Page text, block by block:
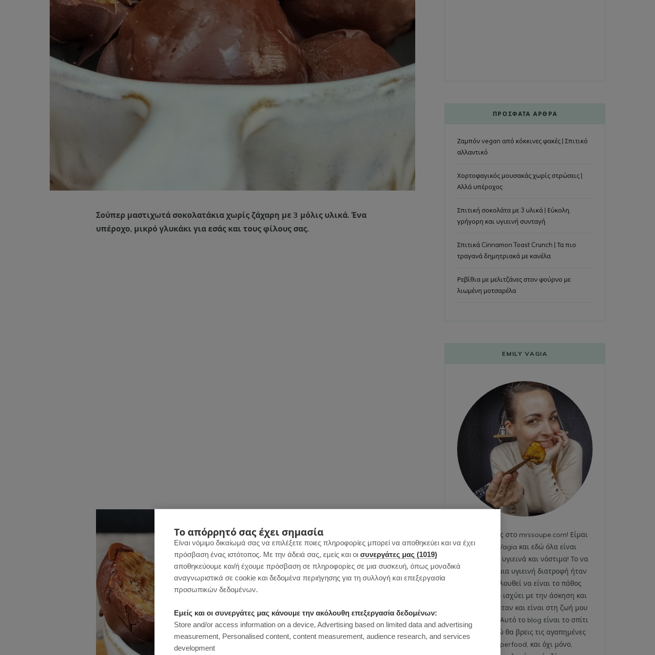
Σούπερ μαστιχωτά σοκολατάκια χωρίς ζάχαρη με 3 μόλις υλικά. Ένα
υπέροχο, μικρό γλυκάκι για εσάς και τους φίλους σας.
ΠΡΌΣΦΑΤΑ ΆΡΘΡΑ
Ζαμπόν vegan από κόκκινες φακές | Σπιτικό
αλλαντικό
Χορτοφαγικός μουσακάς χωρίς στρώσεις |
Αλλά υπέροχος
Σπιτική σοκολάτα με 3 υλικά | Εύκολη,
γρήγορη και υγιεινή συνταγή
Σπιτικά Cinnamon Toast Crunch | Τα πιο
τραγανά δημητριακά με κανέλα
Ρεβίθια με μελιτζάνες στον φούρνο με
λιωμένη μοτσαρέλα
EMILY VAGIA
Καλωσήρθες στο mrssoupe.com! Είμαι
η Emily Vagia και εδώ όλα είναι
χαρούμενα, υγιεινά και νόστιμα! Το να
ακολουθώ μια υγιεινή διατροφή ήταν
και εξακολουθεί να είναι το πάθος
μου. Το ίδιο ισχύει με την άσκηση και
το fitness. Ήταν και είναι στη ζωή μου
από πάντα. Αυτό το blog είναι το σπίτι
μου και εδώ θα βρεις τις αγαπημένες
μου superfood, και όχι μόνο,
Το απόρρητό σας έχει σημασία
Είναι νόμιμο δικαίωμά σας να επιλέξετε ποιες πληροφορίες μπορεί να αποθηκεύει και να έχει
πρόσβαση ένας ιστότοπος. Με την άδειά σας, εμείς και οι συνεργάτες μας (1019)
αποθηκεύουμε και/ή έχουμε πρόσβαση σε πληροφορίες σε μια συσκευή, όπως μοναδικά
αναγνωριστικά σε cookie και δεδομένα περιήγησης για τη συλλογή και επεξεργασία
προσωπικών δεδομένων.
Εμείς και οι συνεργάτες μας κάνουμε την ακόλουθη επεξεργασία δεδομένων:
Store and/or access information on a device, Advertising based on limited data and advertising
measurement, Personalised content, content measurement, audience research, and services
development